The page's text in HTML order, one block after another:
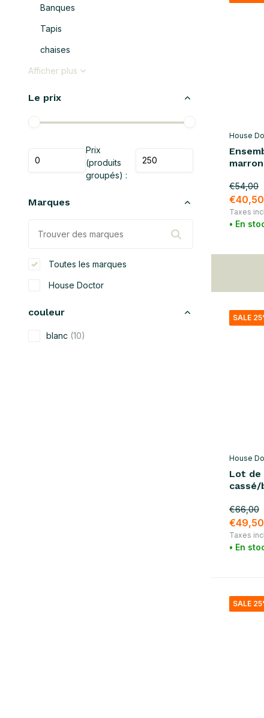
Banques
Tapis
chaises
Afficher plus
Le prix
Prix
(produits
groupés) :
Marques
Toutes les marques
House Doctor
couleur
blanc (10)
House
marron
€54,00
€40,50
Taxes
• En
SALE
House
Lot de
cassé/
€66,00
€49,50
Taxes
• En
SALE